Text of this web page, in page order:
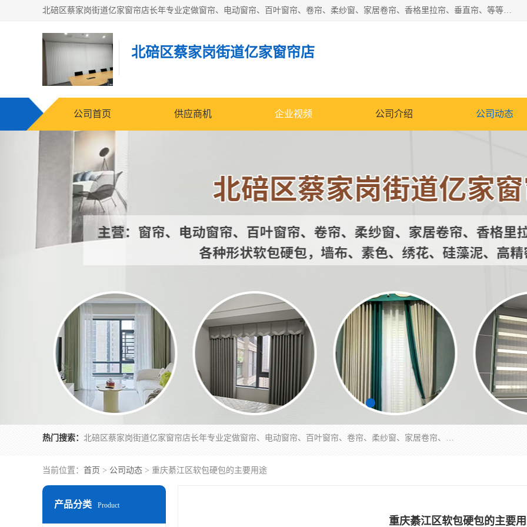
北碚区蔡家岗街道亿家窗帘店长年专业定做窗帘、电动窗帘、百叶窗帘、卷帘、柔纱窗、家居卷帘、香格里拉帘、垂直帘、等等，软包、各种形状软包硬包，墙布、素色、绣花、硅藻泥、高精密各种墙布，免费测量、免费安装，欢迎咨询
北碚区蔡家岗街道亿家窗帘店
公司首页 供应商机 企业视频 公司介绍 公司动态
热门搜索： 北碚区蔡家岗街道亿家窗帘店长年专业定做窗帘、电动窗帘、百叶窗帘、卷帘、柔纱窗、家居卷帘、香格里拉帘、垂直帘、等等，软包、各种形状软包硬包，墙布、素色、绣花、硅藻泥、高精密各种墙布，免费测量、免费安装，欢迎咨询
当前位置： 首页 > 公司动态 > 重庆綦江区软包硬包的主要用途
产品分类 Product
重庆綦江区软包硬包的主要